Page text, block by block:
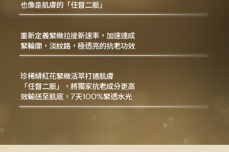
也像是肌膚的「任督二脈」
重新定義緊緻拉提新速率，加速達成
緊輪廓，淡紋路，極透亮的抗老功效
珍稀緋紅花緊緻活萃打通肌膚
「任督二脈」，將獨家抗老成分更高
效輸送至肌底，7天100%緊透水光